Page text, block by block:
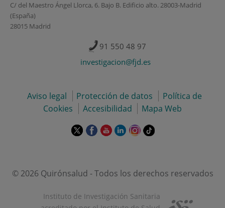
C/ del Maestro Ángel Llorca, 6. Bajo B. Edificio alto. 28003-Madrid
(España)
28015 Madrid
91 550 48 97
investigacion@fjd.es
Aviso legal Protección de datos
Política de
Cookies
Accesibilidad Mapa Web
Este
en
ventana
nueva.
Este
en
ventana
nueva.
Este
en
ventana
Este
en
ventana
nueva.
Este
en
ventana
nueva.
Enlace
externa.
© 2026 Quirónsalud - Todos los derechos reservados
Instituto de Investigación Sanitaria